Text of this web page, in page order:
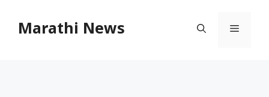
Marathi News Menu